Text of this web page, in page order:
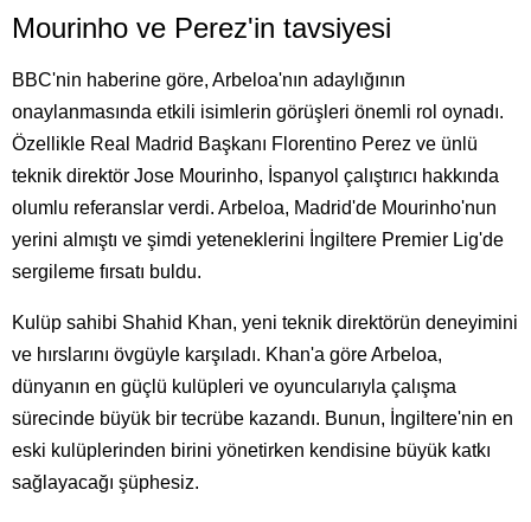
Mourinho ve Perez'in tavsiyesi
BBC'nin haberine göre, Arbeloa'nın adaylığının
onaylanmasında etkili isimlerin görüşleri önemli rol oynadı.
Özellikle Real Madrid Başkanı Florentino Perez ve ünlü
teknik direktör Jose Mourinho, İspanyol çalıştırıcı hakkında
olumlu referanslar verdi. Arbeloa, Madrid'de Mourinho'nun
yerini almıştı ve şimdi yeteneklerini İngiltere Premier Lig'de
sergileme fırsatı buldu.
Kulüp sahibi Shahid Khan, yeni teknik direktörün deneyimini
ve hırslarını övgüyle karşıladı. Khan'a göre Arbeloa,
dünyanın en güçlü kulüpleri ve oyuncularıyla çalışma
sürecinde büyük bir tecrübe kazandı. Bunun, İngiltere'nin en
eski kulüplerinden birini yönetirken kendisine büyük katkı
sağlayacağı şüphesiz.